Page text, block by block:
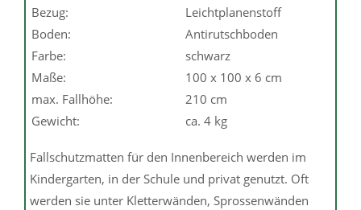
Bezug:
Leichtplanenstoff
Boden:
Antirutschboden
Farbe:
schwarz
Maße:
100 x 100 x 6 cm
max. Fallhöhe:
210 cm
Gewicht:
ca. 4 kg
Fallschutzmatten für den Innenbereich werden im
Kindergarten, in der Schule und privat genutzt. Oft
werden sie unter Kletterwänden, Sprossenwänden